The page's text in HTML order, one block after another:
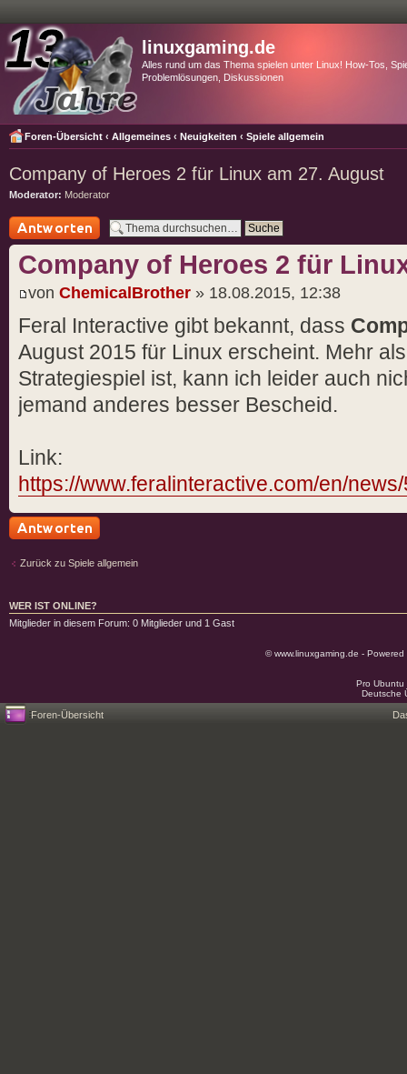
linuxgaming.de
Alles rund um das Thema spielen unter Linux! How-Tos,
Problemlösungen, Diskussionen
Foren-Übersicht ‹ Allgemeines ‹ Neuigkeiten ‹ Spiele allgemein
Company of Heroes 2 für Linux am 27. August
Moderator: Moderator
Antwort schreiben
Company of Heroes 2 für
von ChemicalBrother » 18.08.2015, 12:38
Feral Interactive gibt bekannt, dass
August 2015 für Linux erscheint. Mehr
Strategiespiel ist, kann ich leider auch
jemand anderes besser Bescheid.
Link:
https://www.feralinteractive.com/en/
Zurück zu Spiele allgemein
WER IST ONLINE?
Mitglieder in diesem Forum: 0 Mitglieder und 1 Gast
© www.linuxgaming.de -
Pro
Deutsche
Foren-Übersicht